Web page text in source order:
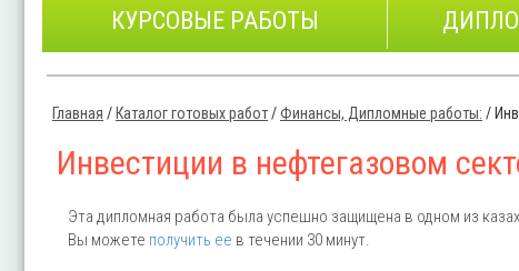
КУРСОВЫЕ РАБОТЫ
Главная / Каталог готовых работ/Финансы, Дипломные работы: /
Инвестиции в нефтегазовом
Эта дипломная работа была успешно защищена в одном из
Вы можете получить ее в течении 30 минут.